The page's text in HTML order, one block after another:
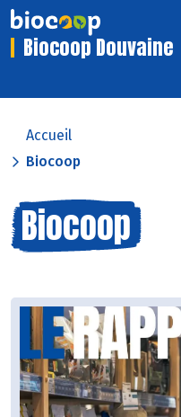
Biocoop Douvaine
Accueil
Biocoop
Biocoop